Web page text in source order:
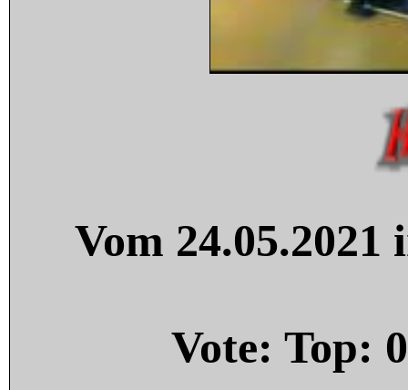
Vom
Vote: Top: 0